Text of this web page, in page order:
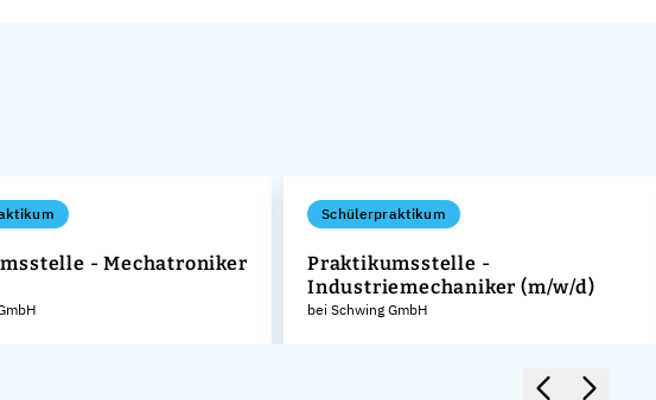
- Mechatroniker
Schülerpraktikum
Praktikumsstelle -
Industriemechaniker (m/w/d)
bei Schwing GmbH